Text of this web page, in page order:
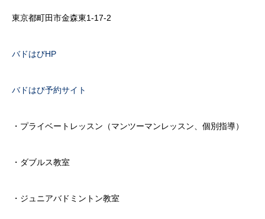
東京都町田市金森東1-17-2
バドはびHP
バドはび予約サイト
・プライベートレッスン（マンツーマンレッスン、個別指導）
・ダブルス教室
・ジュニアバドミントン教室